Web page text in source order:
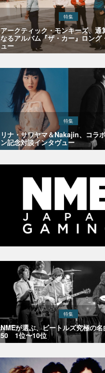
特集
アークティック・モンキーズ、通
なるアルバム『ザ・カー』ロング
ュー
特集
リナ・サワヤマ＆Nakajin、コラ
ン記念対談インタヴュー
特集
NMEが選ぶ、ビートルズ究極の名
50 1位〜10位